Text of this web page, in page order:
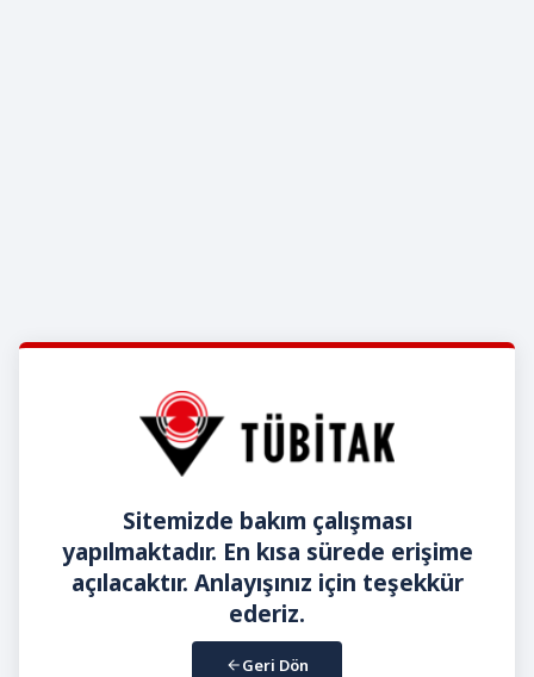
Sitemizde bakım çalışması
yapılmaktadır. En kısa sürede erişime
açılacaktır. Anlayışınız için teşekkür
ederiz.
Geri Dön